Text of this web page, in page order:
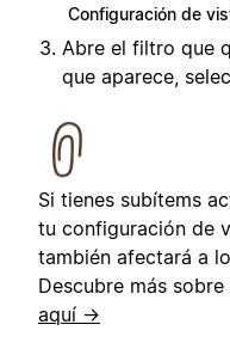
Configuración de
Abre el filtro que
que aparece,
Si tienes subítems
tu configuración de
también afectará a
Descubre más
aquí →